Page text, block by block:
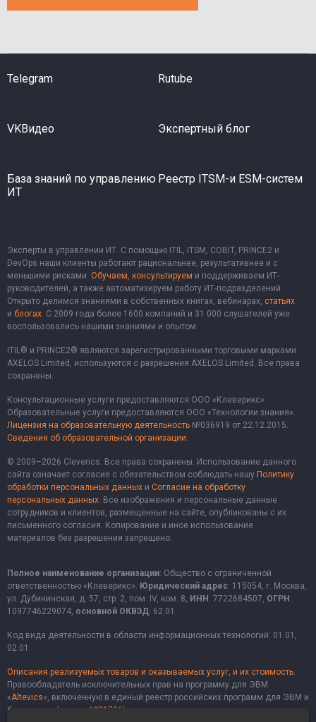
Telegram Rutube
VKВидео Экспертный блог
База знаний по управлению
ИТ
Реестр ITSM-и ESM-систем
Эксперты в управлении ИТ. С помощью ITIL, ITSM, COBIT, PRINCE2 и
DevOps наши клиенты работают рациональнее, результативнее и с
меньшими рисками. Обучаем, консультируем и поддерживаем ИТ-
руководителей, а также автоматизируем работу ИТ-подразделений.
Открыто делимся знаниями в собственных книгах, вебинарах, статьях
и блогах. С 2009 года более 1600 компаний и 31 000 слушателей уже
воспользовались нашими знаниями и опытом.
ITIL® и PRINCE2® являются зарегистрированными торговыми марками
AXELOS Limited, используются с разрешения AXELOS Limited. Все права
сохранены.
Консультационные услуги предоставляются ООО «Клеверикс».
Образовательные услуги предоставляются ООО «Технологии знания».
Лицензия на образовательную деятельность №036919 от 22.12.2015.
Сведения об образовательной организации.
© 2009–2026 Cleverics. Все права сохранены. Использование данного
сайта означает согласие с обязательством соблюдать нашу Политику
обработки персональных данных и Согласие на обработку
персональных данных. Все изображения и персональные данные
сотрудников и клиентов, размещенные на сайте, опубликованы с их
письменного согласия. Копирование и иное использование
материалов без разрешения запрещено.
Полное наименование организации: Общество с ограниченной
ответственностью «Клеверикс». Юридический адрес: 115054, г. Москва,
ул. Дубининская, д. 57, стр. 2, пом. IV, ком. 8, ИНН : 7722684507, ОГРН :
1097746229074, основной ОКВЭД: 62.01
Код вида деятельности в области информационных технологий: 01.01,
02.01
Описания реализуемых товаров и оказываемых услуг, и их стоимость.
Правообладатель исключительных прав на программу для ЭВМ
«Altevics», включенную в единый реестр российских программ для ЭВМ и
баз данных ( запись №21706 ).